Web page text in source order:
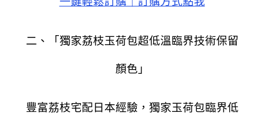
二、「獨家荔枝玉荷包超低溫臨界技術保留
顏色」
豐富荔枝宅配日本經驗，獨家玉荷包臨界低